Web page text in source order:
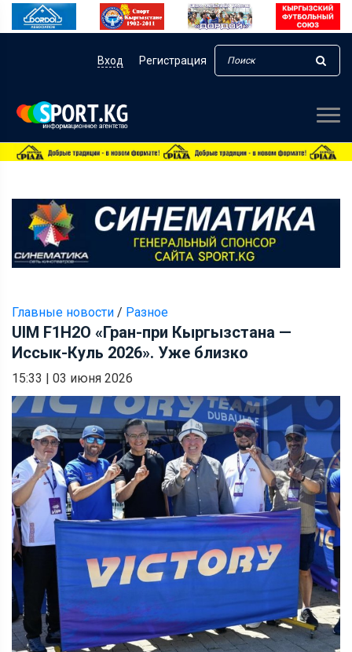
Вход Регистрация
Главные новости / Разное
UIM F1H2O «Гран-при Кыргызстана —
Иссык-Куль 2026». Уже близко
15:33 | 03 июня 2026